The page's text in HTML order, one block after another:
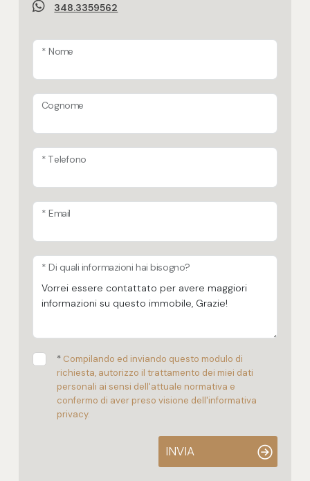
348.3359562
* Nome
Cognome
* Telefono
* Email
* Di quali informazioni hai bisogno?
* Compilando ed inviando questo modulo di
richiesta, autorizzo il trattamento dei miei dati
personali ai sensi dell'attuale normativa e
confermo di aver preso visione dell'informativa
privacy.
INVIA